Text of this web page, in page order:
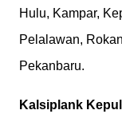
Hulu, Kampar,
Pelalawan,
Pekanbaru.
Kalsiplank